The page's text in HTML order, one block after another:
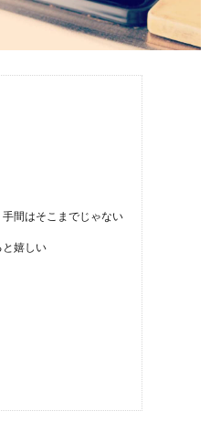
間はそこまでじゃない
嬉しい